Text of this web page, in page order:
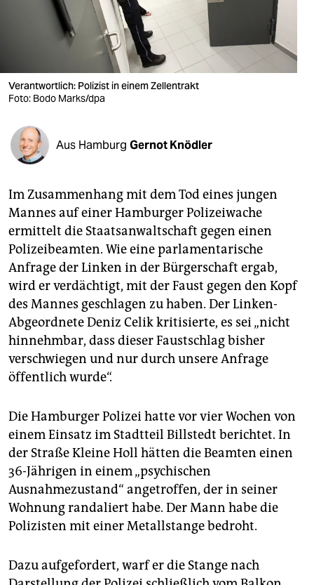
veranstaltungen
fragen & hilfe
abo
epaper login
Verantwortlich: Polizist in einem Zellentrakt
Foto: Bodo Marks/dpa
Aus Hamburg Gernot Knödler
Im Zusammenhang mit dem Tod eines jungen
Mannes auf einer Hamburger Polizeiwache
ermittelt die Staatsanwaltschaft gegen einen
Polizeibeamten. Wie eine parlamentarische
Anfrage der Linken in der Bürgerschaft ergab,
wird er verdächtigt, mit der Faust gegen den Kopf
des Mannes geschlagen zu haben. Der Linken-
Abgeordnete Deniz Celik kritisierte, es sei „nicht
hinnehmbar, dass dieser Faustschlag bisher
verschwiegen und nur durch unsere Anfrage
öffentlich wurde“.
Die Hamburger Polizei hatte vor vier Wochen von
einem Einsatz im Stadtteil Billstedt berichtet. In
der Straße Kleine Holl hätten die Beamten einen
36-Jährigen in einem „psychischen
Ausnahmezustand“ angetroffen, der in seiner
Wohnung randaliert habe. Der Mann habe die
Polizisten mit einer Metallstange bedroht.
Dazu aufgefordert, warf er die Stange nach